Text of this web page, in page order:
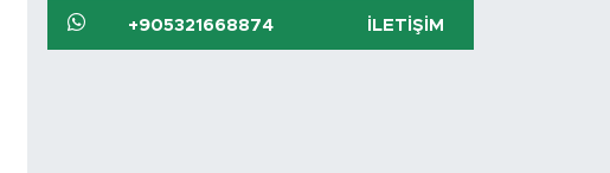
+905321668874 İLETIŞIM